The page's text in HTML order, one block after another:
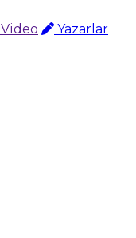
Video
Yazarlar